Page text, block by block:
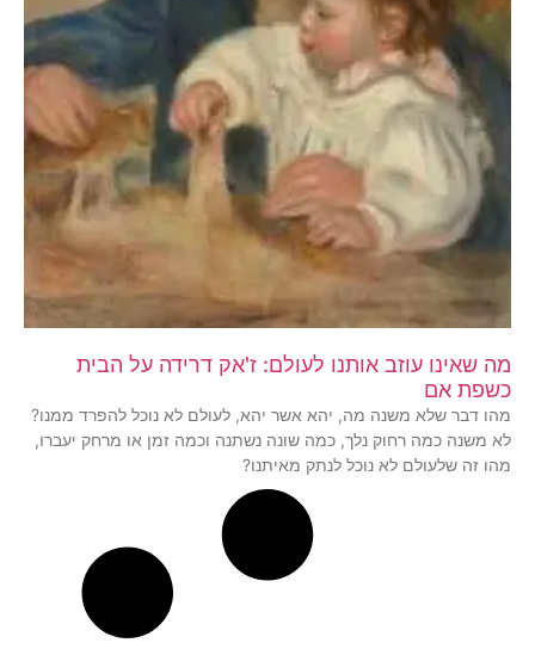
מה שאינו עוזב אותנו לעולם: ז'אק דרידה על הבית
כשפת אם
מהו דבר שלא משנה מה, יהא אשר יהא, לעולם לא נוכל להפרד ממנו?
לא משנה כמה רחוק נלך, כמה שונה נשתנה וכמה זמן או מרחק יעברו,
מהו זה שלעולם לא נוכל לנתק מאיתנו?